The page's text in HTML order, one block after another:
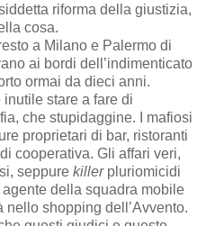
riforma della giustizia,
cosa.
a Milano e Palermo di
ai bordi dell’indimenticato
ormai da dieci anni.
stare a fare di
che stupidaggine. I mafiosi
proprietari di bar, ristoranti
cooperativa. Gli affari veri,
seppure killer pluriomicidi
della squadra mobile
nello shopping dell’Avvento.